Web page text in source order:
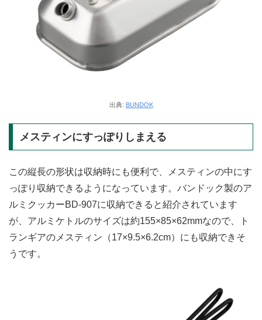
出典: BUNDOK
メスティンにすっぽりしまえる
この縦長の形状は収納時にも便利で、メスティンの中にす
っぽり収納できるようになっています。バンドック製のア
ルミクッカーBD-907に収納できると紹介されています
が、アルミケトルのサイズは約155×85×62mmなので、ト
ランギアのメスティン（17×9.5×6.2cm）にも収納できそ
うです。